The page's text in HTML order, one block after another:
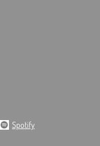
Spotify